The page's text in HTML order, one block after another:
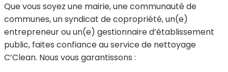
Que vous soyez une mairie, une communauté de
communes, un syndicat de copropriété, un(e)
entrepreneur ou un(e) gestionnaire d’établissement
public, faites confiance au service de nettoyage
C’Clean. Nous vous garantissons :